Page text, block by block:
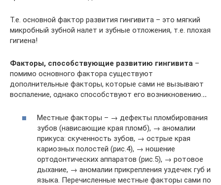
Т.е. основной фактор развития гингивита – это мягкий
микробный зубной налет и зубные отложения, т.е. плохая
гигиена!
Факторы, способствующие развитию гингивита –
помимо основного фактора существуют
дополнительные факторы, которые сами не вызывают
воспаление, однако способствуют его возникновению...
Местные факторы – → дефекты пломбирования
зубов (нависающие края пломб), → аномалии
прикуса: скученность зубов, → острые края
кариозных полостей (рис.4), → ношение
ортодонтических аппаратов (рис.5), → ротовое
дыхание, → аномалии прикрепления уздечек губ и
языка. Перечисленные местные факторы сами по